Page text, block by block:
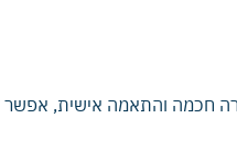
חכמה והתאמה אישית, אפשר